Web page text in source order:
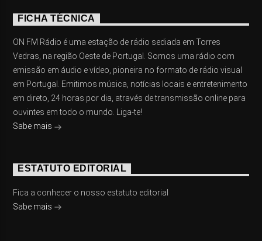
FICHA TÉCNICA
ON FM Rádio é uma estação de rádio sediada em Torres
Vedras, na região Oeste de Portugal. Somos uma rádio com
emissão em áudio e vídeo, pioneira no formato de rádio visual
em Portugal. Emitimos música, notícias locais e entretenimento
em direto, 24 horas por dia, através de transmissão online para
ouvintes em todo o mundo. Liga-te!
Sabe mais
ESTATUTO EDITORIAL
Fica a conhecer o nosso estatuto editorial
Sabe mais